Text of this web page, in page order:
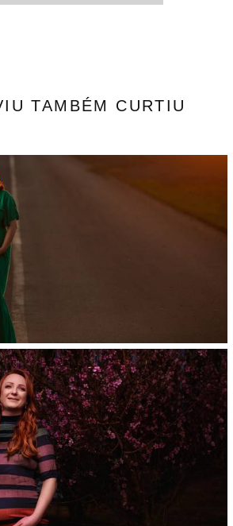
TAMBÉM CURTIU